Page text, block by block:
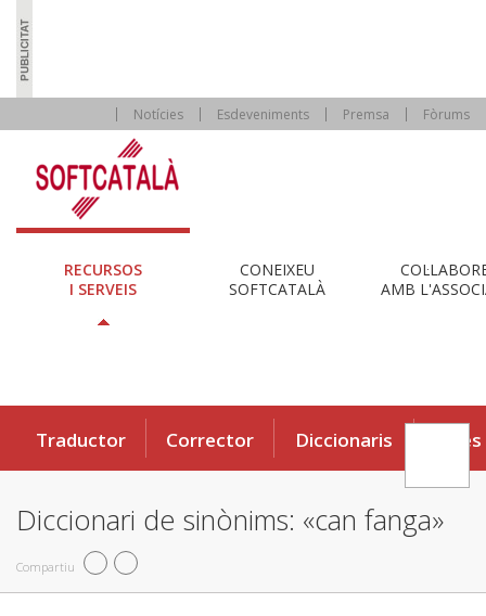
Notícies Esdeveniments Premsa Fòrums
RECURSOS
I SERVEIS
CONEIXEU
SOFTCATALÀ
AMB
Traductor Corrector Diccionaris Eines
Diccionari de sinònims: «can fanga»
Compartiu